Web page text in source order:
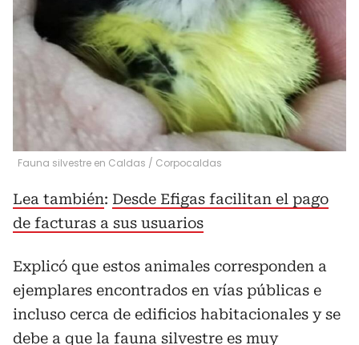
Fauna silvestre en Caldas / Corpocaldas
Lea también: Desde Efigas facilitan el pago
de facturas a sus usuarios
Explicó que estos animales corresponden a
ejemplares encontrados en vías públicas e
incluso cerca de edificios habitacionales y se
debe a que la fauna silvestre es muy